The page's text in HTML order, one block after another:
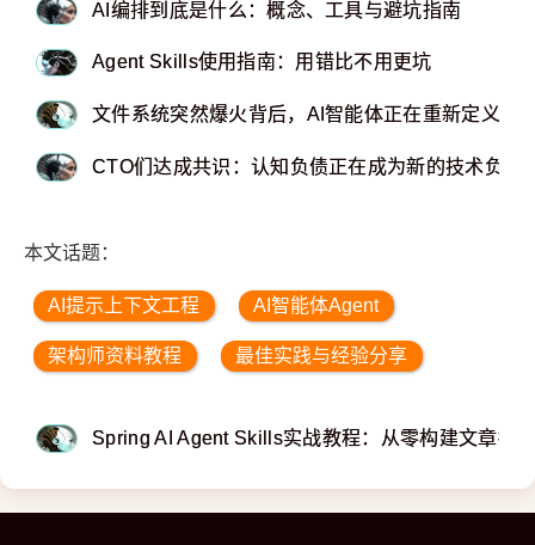
AI编排到底是什么：概念、工具与避坑指南
Agent Skills使用指南：用错比不用更坑
文件系统突然爆火背后，AI智能体正在重新定义个
CTO们达成共识：认知负债正在成为新的技术负债
本文话题：
AI提示上下文工程 AI智能体Agent
架构师资料教程 最佳实践与经验分享
Spring AI Agent Skills实战教程：从零构建文章摘